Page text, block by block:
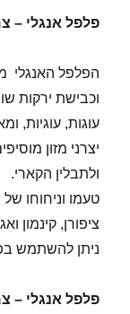
פלפל אנגלי –
הפלפל האנגלי
וכבישת ירקות
עוגות, עוגיות,
יצרני מזון
ולתבלין הקארי.
טעמו וניחוחו
ציפורן, קינמון
ניתן להשתמש
פלפל אנגלי –